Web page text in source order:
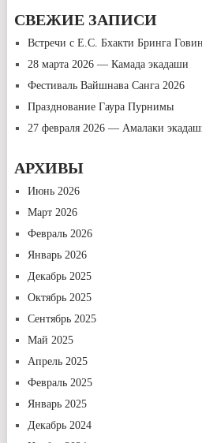
СВЕЖИЕ ЗАПИСИ
Встречи с Е.С. Бхакти Бринга
28 марта 2026 — Камада экадаши
Фестиваль Вайшнава Санга 2026
Празднование Гаура Пурнимы
27 февраля 2026 — Амалаки
АРХИВЫ
Июнь 2026
Март 2026
Февраль 2026
Январь 2026
Декабрь 2025
Октябрь 2025
Сентябрь 2025
Май 2025
Апрель 2025
Февраль 2025
Январь 2025
Декабрь 2024